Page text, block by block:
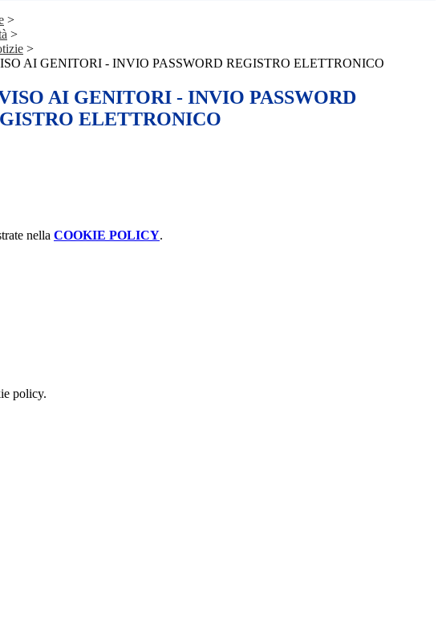
>
>
>
AI GENITORI - INVIO PASSWORD REGISTRO ELETTRONICO
AI GENITORI - INVIO PASSWORD
ELETTRONICO
nella COOKIE POLICY.
policy.